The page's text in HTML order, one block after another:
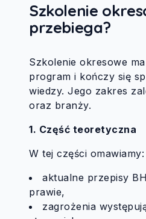
Szkolenie
przebiega?
Szkolenie okresowe
program i kończy się
wiedzy. Jego zakres
oraz branży.
1. Część teoretyczna
W tej części omawiamy:
aktualne przepisy
prawie,
zagrożenia